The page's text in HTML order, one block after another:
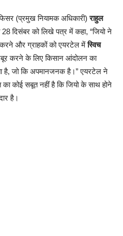
(प्रमुख नियामक अधिकारी)राहुल
दिसंबर को लिखे पत्र में कहा, “जियो ने
और ग्राहकों को एयरटेल मेंस्विच
करने के लिए किसान आंदोलन का
है, जो कि अपमानजनक है।” एयरटेल ने
का कोई सबूत नहीं है कि जियो के साथ होने
है।